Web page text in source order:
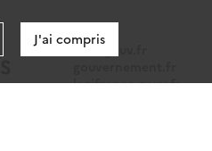
data.gouv.fr
legifrance.gouv.fr
J'ai compris